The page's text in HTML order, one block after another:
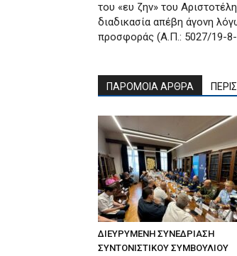
του «ευ ζην» του
διαδικασία απέβη άγονη
προσφοράς (Α.Π.: 5027/19-8-
ΠΑΡΟΜΟΙΑ ΑΡΘΡΑ
ΔΙΕΥΡΥΜΕΝΗ ΣΥΝΕΔΡΙΑΣΗ
ΣΥΝΤΟΝΙΣΤΙΚΟΥ ΣΥΜΒΟΥΛΙΟΥ